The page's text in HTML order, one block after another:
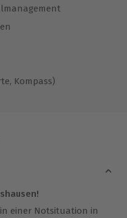
Kompass)
einer Notsituation in